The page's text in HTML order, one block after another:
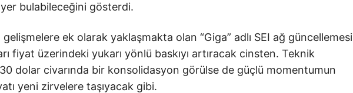
bulabileceğini gösterdi.
ek olarak yaklaşmakta olan “Giga” adlı SEI ağ güncellemesi
fiyat üzerindeki yukarı yönlü baskıyı artıracak cinsten. Teknik
dolar civarında bir konsolidasyon görülse de güçlü momentumun
yeni zirvelere taşıyacak gibi.